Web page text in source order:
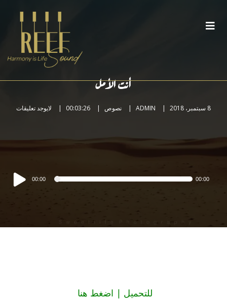
أنت الأمل
8 سبتمبر، 2018 ADMIN نصوص 00:03:26 لايوجد تعليقات
مشغل
00:00 00:00
للتحميل | اضغط هنا